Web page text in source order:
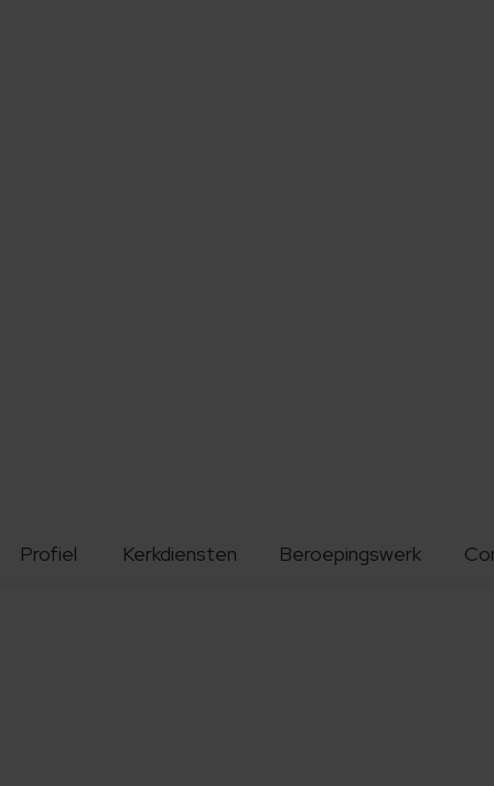
Profiel Kerkdiensten Beroepingswerk